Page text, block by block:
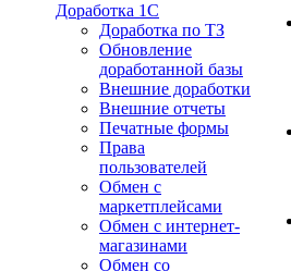
Доработка 1С
Доработка по ТЗ
Обновление
доработанной базы
Внешние доработки
Внешние отчеты
Печатные формы
Права
пользователей
Обмен с
маркетплейсами
Обмен с интернет-
магазинами
Обмен со